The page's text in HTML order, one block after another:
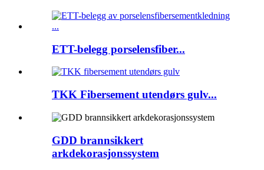
ETT-belegg porselensfiber...
TKK Fibersement utendørs gulv...
GDD brannsikkert
arkdekorasjonssystem